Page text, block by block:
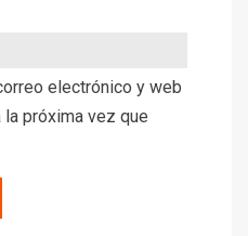
electrónico y web
próxima vez que